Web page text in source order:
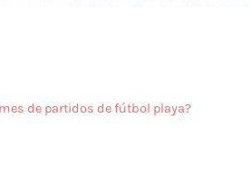
de partidos de fútbol playa?